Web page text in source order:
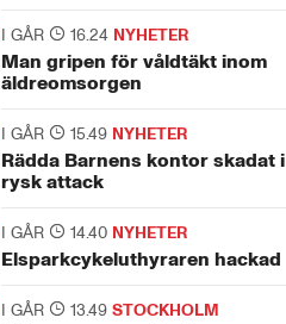
I GÅR 16.24 NYHETER
Man gripen för våldtäkt inom
äldreomsorgen
I GÅR 15.49 NYHETER
Rädda Barnens kontor skadat i
rysk attack
I GÅR 14.40 NYHETER
Elsparkcykeluthyraren hackad
I GÅR 13.49STOCKHOLM